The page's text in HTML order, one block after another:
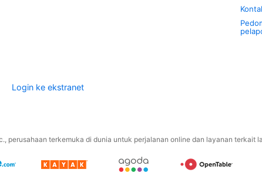
Login ke ekstranet
perusahaan terkemuka di dunia untuk perjalanan online dan layanan terkait